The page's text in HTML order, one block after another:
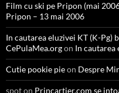
Film cu ski pe Pripon (mai
Pripon – 13 mai 2006
In cautarea eluzivei KT (K-Pg)
CePulaMea.orgon In cautarea
Cutie pookie pieon Despre
spoton Princartier.com se